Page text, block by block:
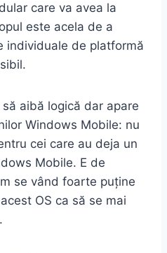
care va avea la
este acela de a
individuale de platformă
aibă logică dar apare
Windows Mobile: nu
cei care au deja un
Mobile. E de
se vând foarte puține
OS ca să se mai